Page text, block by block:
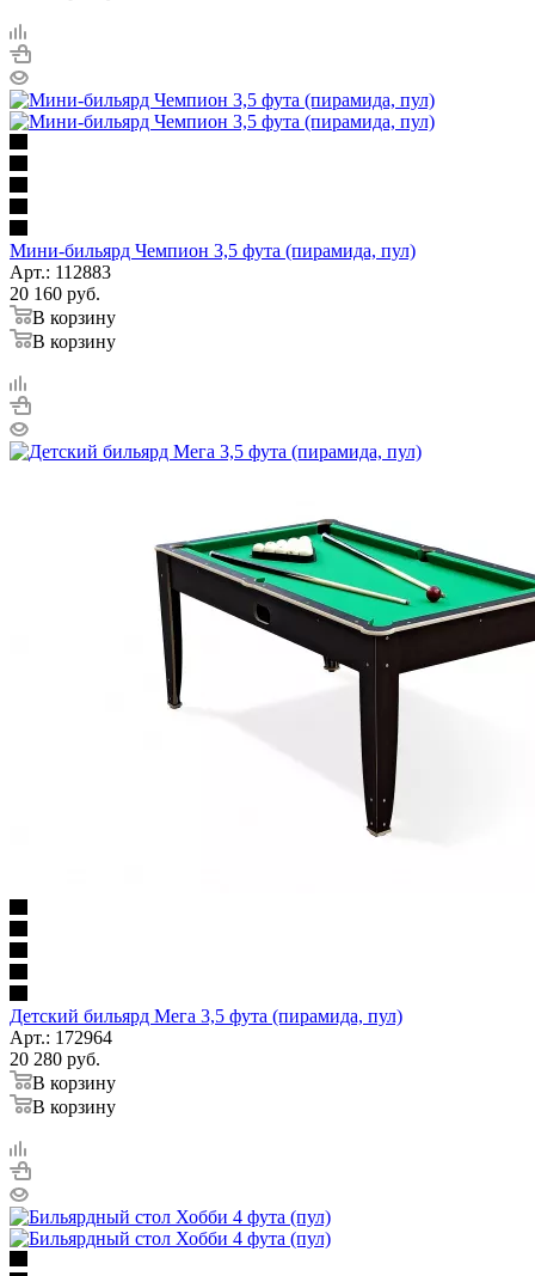
Мини-бильярд Чемпион 3,5 фута (пирамида, пул)
Арт.: 112883
20 160 руб.
В корзину
В корзину
Детский бильярд Мега 3,5 фута (пирамида, пул)
Арт.: 172964
20 280 руб.
В корзину
В корзину